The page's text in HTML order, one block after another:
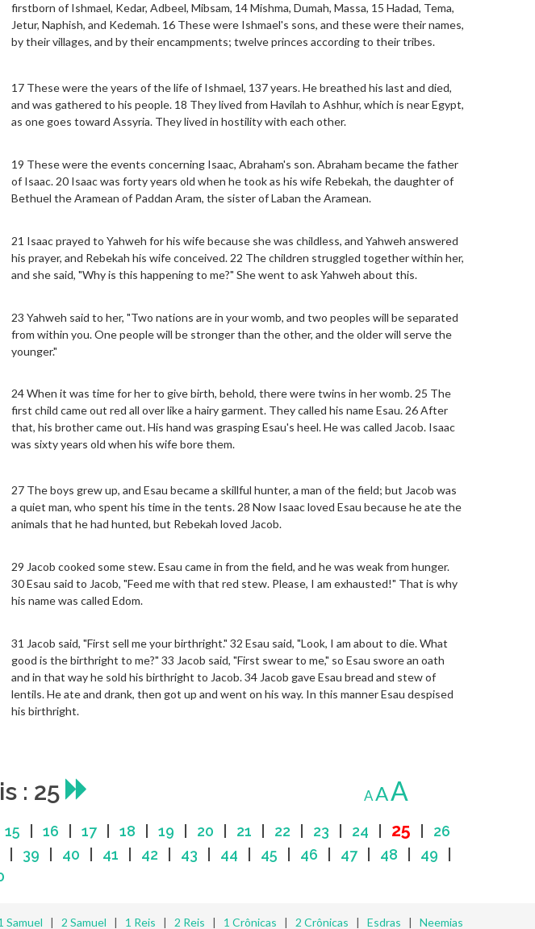
firstborn of Ishmael, Kedar, Adbeel, Mibsam, 14 Mishma, Dumah, Massa, 15 Hadad, Tema,
Jetur, Naphish, and Kedemah. 16 These were Ishmael's sons, and these were their names,
by their villages, and by their encampments; twelve princes according to their tribes.
17 These were the years of the life of Ishmael, 137 years. He breathed his last and died,
and was gathered to his people. 18 They lived from Havilah to Ashhur, which is near Egypt,
as one goes toward Assyria. They lived in hostility with each other.
19 These were the events concerning Isaac, Abraham's son. Abraham became the father
of Isaac. 20 Isaac was forty years old when he took as his wife Rebekah, the daughter of
Bethuel the Aramean of Paddan Aram, the sister of Laban the Aramean.
21 Isaac prayed to Yahweh for his wife because she was childless, and Yahweh answered
his prayer, and Rebekah his wife conceived. 22 The children struggled together within her,
and she said, "Why is this happening to me?" She went to ask Yahweh about this.
23 Yahweh said to her, "Two nations are in your womb, and two peoples will be separated
from within you. One people will be stronger than the other, and the older will serve the
younger."
24 When it was time for her to give birth, behold, there were twins in her womb. 25 The
first child came out red all over like a hairy garment. They called his name Esau. 26 After
that, his brother came out. His hand was grasping Esau's heel. He was called Jacob. Isaac
was sixty years old when his wife bore them.
27 The boys grew up, and Esau became a skillful hunter, a man of the field; but Jacob was
a quiet man, who spent his time in the tents. 28 Now Isaac loved Esau because he ate the
animals that he had hunted, but Rebekah loved Jacob.
29 Jacob cooked some stew. Esau came in from the field, and he was weak from hunger.
30 Esau said to Jacob, "Feed me with that red stew. Please, I am exhausted!" That is why
his name was called Edom.
31 Jacob said, "First sell me your birthright." 32 Esau said, "Look, I am about to die. What
good is the birthright to me?" 33 Jacob said, "First swear to me," so Esau swore an oath
and in that way he sold his birthright to Jacob. 34 Jacob gave Esau bread and stew of
lentils. He ate and drank, then got up and went on his way. In this manner Esau despised
his birthright.
: 25 AAA
15 16 17| 18 19 20 21 22 23 24 25
26
39 40 41 42 43 44 45 46 47| 48 49
Samuel | 2 Samuel | 1 Reis | 2 Reis | 1 Crônicas | 2 Crônicas | Esdras | Neemias